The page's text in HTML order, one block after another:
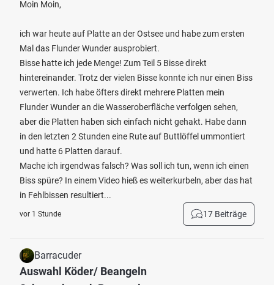
Moin Moin,
ich war heute auf Platte an der Ostsee und habe zum ersten
Mal das Flunder Wunder ausprobiert.
Bisse hatte ich jede Menge! Zum Teil 5 Bisse direkt
hintereinander. Trotz der vielen Bisse konnte ich nur einen Biss
verwerten. Ich habe öfters direkt mehrere Platten mein
Flunder Wunder an die Wasseroberfläche verfolgen sehen,
aber die Platten haben sich einfach nicht gehakt. Habe dann
in den letzten 2 Stunden eine Rute auf Buttlöffel ummontiert
und hatte 6 Platten darauf.
Mache ich irgendwas falsch? Was soll ich tun, wenn ich einen
Biss spüre? In einem Video hieß es weiterkurbeln, aber das hat
in Fehlbissen resultiert...
vor 1 Stunde 17 Beiträge
Barracuder
Auswahl Köder/ Beangeln